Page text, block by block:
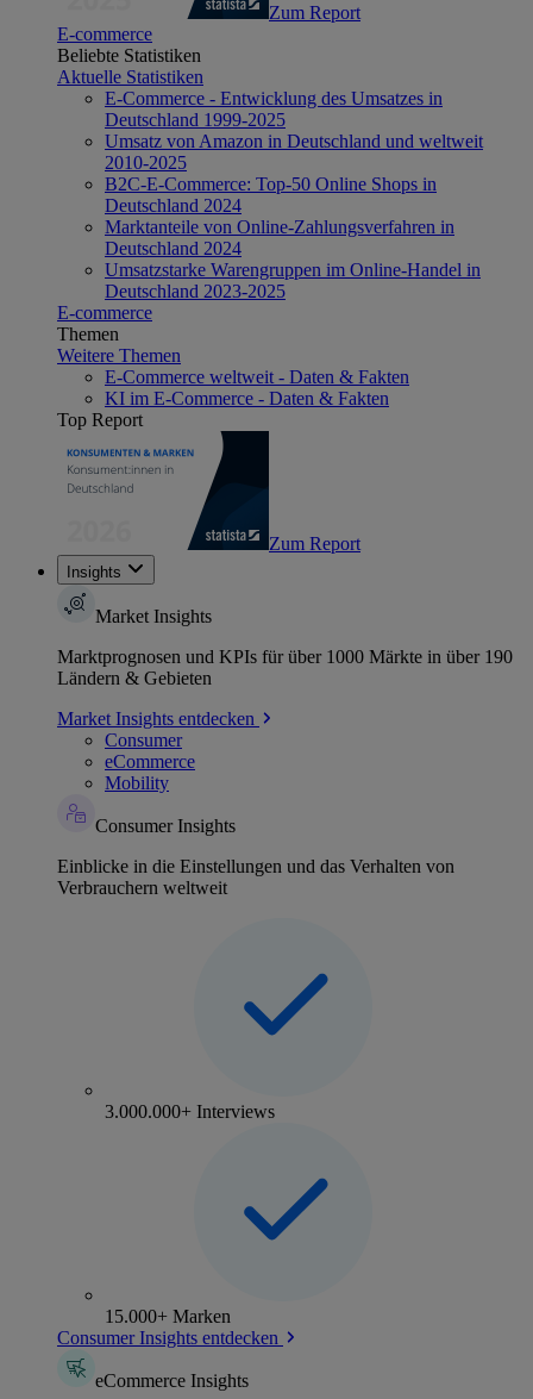
Zum Report
E-commerce
Beliebte Statistiken
Aktuelle Statistiken
E-Commerce - Entwicklung des Umsatzes in
Deutschland 1999-2025
Umsatz von Amazon in Deutschland und weltweit
2010-2025
B2C-E-Commerce: Top-50 Online Shops in
Deutschland 2024
Marktanteile von Online-Zahlungsverfahren in
Deutschland 2024
Umsatzstarke Warengruppen im Online-Handel in
Deutschland 2023-2025
E-commerce
Themen
Weitere Themen
E-Commerce weltweit - Daten & Fakten
KI im E-Commerce - Daten & Fakten
Top Report
Zum Report
Insights
Market Insights
Marktprognosen und KPIs für über 1000 Märkte in über 190
Ländern & Gebieten
Market Insights entdecken
Consumer
eCommerce
Mobility
Consumer Insights
Einblicke in die Einstellungen und das Verhalten von
Verbrauchern weltweit
3.000.000+ Interviews
15.000+ Marken
Consumer Insights entdecken
eCommerce Insights